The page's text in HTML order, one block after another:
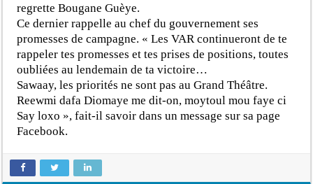
regrette Bougane Guèye.
Ce dernier rappelle au chef du gouvernement ses
promesses de campagne. « Les VAR continueront de te
rappeler tes promesses et tes prises de positions, toutes
oubliées au lendemain de ta victoire…
Sawaay, les priorités ne sont pas au Grand Théâtre.
Reewmi dafa Diomaye me dit-on, moytoul mou faye ci
Say loxo », fait-il savoir dans un message sur sa page
Facebook.